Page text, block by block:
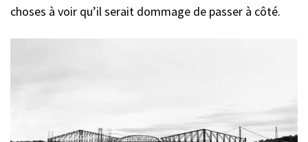
choses à voir qu’il serait dommage de passer à côté.